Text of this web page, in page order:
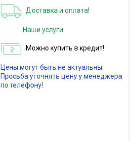
Доставка и оплата!
Наши услуги
Можно купить в кредит!
Цены могут быть не актуальны.
Просьба уточнять цену у менеджера
по телефону!